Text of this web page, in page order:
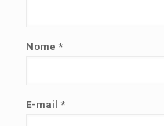
Nome *
E-mail *